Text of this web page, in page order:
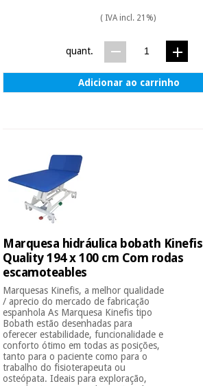
( IVA incl. 21%)
quant.
Adicionar ao carrinho
Marquesa hidráulica bobath Kinefis
Quality 194 x 100 cm Com rodas
escamoteables
Marquesas Kinefis, a melhor qualidade
/ aprecio do mercado de fabricação
espanhola As Marquesa Kinefis tipo
Bobath estão desenhadas para
oferecer estabilidade, funcionalidade e
conforto ótimo em todas as posições,
tanto para o paciente como para o
trabalho do fisioterapeuta ou
osteópata. Ideais para exploração,